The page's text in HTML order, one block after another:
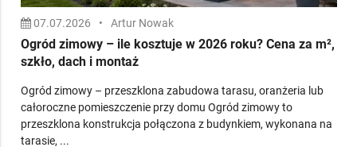
07.07.2026 • Artur Nowak
Ogród zimowy – ile kosztuje w 2026 roku? Cena za m²,
szkło, dach i montaż
Ogród zimowy – przeszklona zabudowa tarasu, oranżeria lub
całoroczne pomieszczenie przy domu Ogród zimowy to
przeszklona konstrukcja połączona z budynkiem, wykonana na
tarasie, ...